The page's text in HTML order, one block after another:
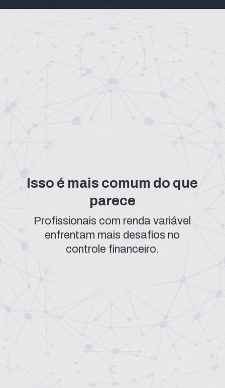
Isso é mais comum do que
parece
Profissionais com renda variável
enfrentam mais desafios no
controle financeiro.